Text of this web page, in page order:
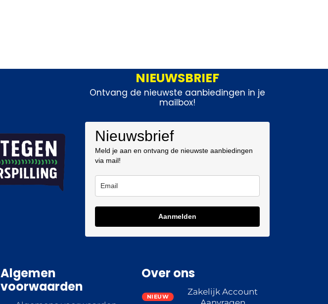
NIEUWSBRIEF
Ontvang de nieuwste aanbiedingen in je
mailbox!
Nieuwsbrief
Meld je aan en ontvang de nieuwste aanbiedingen
via mail!
Aanmelden
Algemen
voorwaarden
Over ons
Zakelijk Account